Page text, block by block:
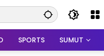
SPORTS SUMUT